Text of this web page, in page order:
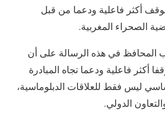
أكثر فاعلية ودعما من قبل
الصحراء المغربية.
المحافظ في هذه الرسالة على أن
أكثر فاعلية ودعما تجاه المبادرة
ليس فقط للعلاقات الدبلوماسية،
الدولي.